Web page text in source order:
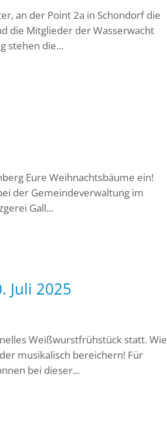
an der Point 2a in Schondorf die
die Mitglieder der Wasserwacht
stehen die...
Eure Weihnachtsbäume ein!
der Gemeindeverwaltung im
Gall...
Juli 2025
Weißwurstfrühstück statt. Wie
musikalisch bereichern! Für
bei dieser...